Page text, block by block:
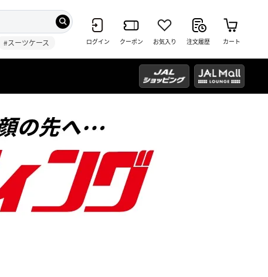
#スーツケース ログイン クーポン お気入り 注文履歴 カート